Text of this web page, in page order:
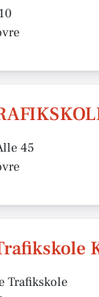
45
Trafikskole